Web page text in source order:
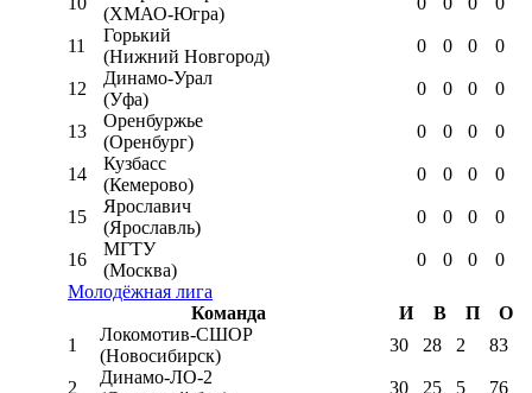
(ХМАО-Югра)
11
Горький
(Нижний Новгород)
0 0 0 0
12
Динамо-Урал
(Уфа)
0 0 0 0
13
Оренбуржье
(Оренбург)
0 0 0 0
14
Кузбасс
(Кемерово)
0 0 0 0
15
Ярославич
(Ярославль)
0 0 0 0
16
МГТУ
(Москва)
0 0 0
0
Молодёжная лига
Команда
И В П
О
1
Локомотив-CШОР
(Новосибирск)
30 28 2 83
2
Динамо-ЛО-2
30 25 5 76